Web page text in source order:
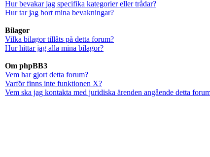
Hur bevakar jag specifika kategorier eller trådar?
Hur tar jag bort mina bevakningar?
Bilagor
Vilka bilagor tillåts på detta forum?
Hur hittar jag alla mina bilagor?
Om phpBB3
Vem har gjort detta forum?
Varför finns inte funktionen X?
Vem ska jag kontakta med juridiska ärenden angående detta